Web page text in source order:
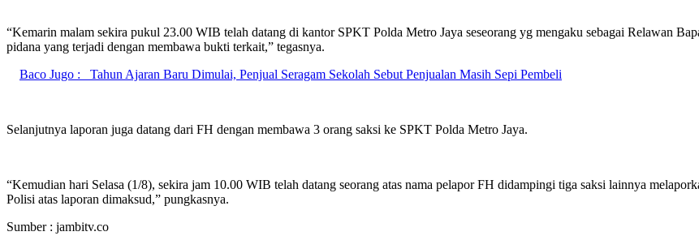
“Kemarin malam sekira pukul 23.00 WIB telah datang di kantor SPKT Polda Metro Jaya seseorang yg mengaku sebagai Relawan
pidana yang terjadi dengan membawa bukti terkait,” tegasnya.
Baco Jugo :
Tahun Ajaran Baru Dimulai, Penjual Seragam Sekolah Sebut Penjualan Masih Sepi Pembeli
Selanjutnya laporan juga datang dari FH dengan membawa 3 orang saksi ke SPKT Polda Metro Jaya.
“Kemudian hari Selasa (1/8), sekira jam 10.00 WIB telah datang seorang atas nama pelapor FH didampingi tiga saksi lainnya
Polisi atas laporan dimaksud,” pungkasnya.
Sumber : jambitv.co